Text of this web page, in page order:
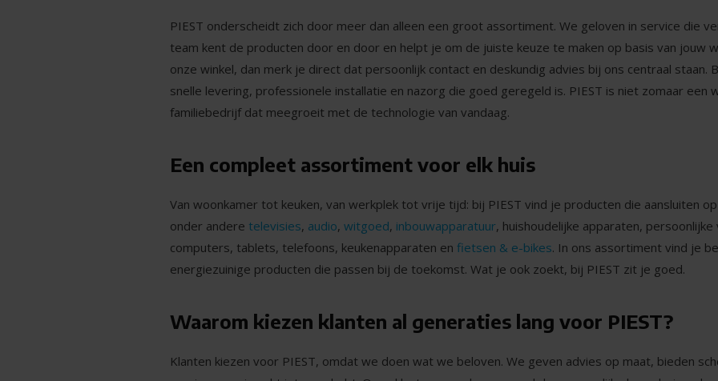
PIEST onderscheidt zich door meer dan alleen een groot assortiment. We geloven in service die
team kent de producten door en door en helpt je om de juiste keuze te maken op basis van jouw
onze winkel, dan merk je direct dat persoonlijk contact en deskundig advies bij ons centraal staan.
snelle levering, professionele installatie en nazorg die goed geregeld is. PIEST is niet zomaar een
familiebedrijf dat meegroeit met de technologie van vandaag.
Een compleet assortiment voor elk huis
Van woonkamer tot keuken, van werkplek tot vrije tijd: bij PIEST vind je producten die aansluiten
onder andere televisies, audio,witgoed, inbouwapparatuur, huishoudelijke apparaten,
computers, tablets, telefoons, keukenapparaten enfietsen & e-bikes. In ons assortiment vind je
energiezuinige producten die passen bij de toekomst. Wat je ook zoekt, bij PIEST zit je goed.
Waarom kiezen klanten al generaties lang voor PIEST?
Klanten kiezen voor PIEST, omdat we doen wat we beloven. We geven advies op maat, bieden